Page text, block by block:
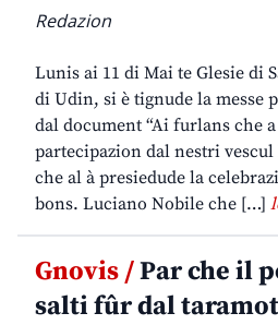
Redazion
Lunis ai 11 di Mai te Glesie di
di Udin, si è tignude la messe
dal document “Ai furlans che
partecipazion dal nestri
che al à presiedude la
bons. Luciano Nobile che […]
Gnovis /Par che il
salti fûr dal